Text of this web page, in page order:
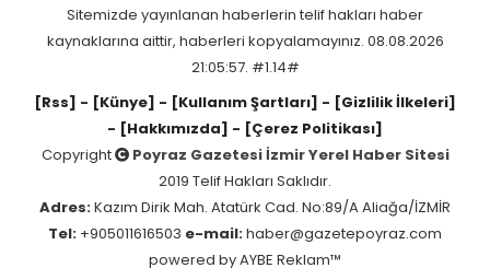
Sitemizde yayınlanan haberlerin telif hakları haber
kaynaklarına aittir, haberleri kopyalamayınız. 08.08.2026
21:05:57. #1.14#
[Rss] - [Künye] - [Kullanım Şartları] - [Gizlilik İlkeleri]
- [Hakkımızda] - [Çerez Politikası]
Copyright
Poyraz Gazetesi İzmir Yerel Haber Sitesi
2019 Telif Hakları Saklıdır.
Adres:Kazım Dirik Mah. Atatürk Cad. No:89/A Aliağa/İZMİR
Tel: +905011616503 e-mail:haber@gazetepoyraz.com
powered byAYBE Reklam™